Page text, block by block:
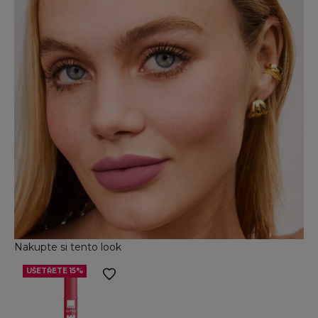
Nakupte si tento look
UŠETŘETE 15%